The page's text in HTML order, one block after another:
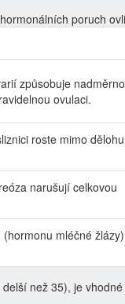
poruch
způsobuje
ovulaci.
roste mimo
narušují celkovou
mléčné
než 35), je